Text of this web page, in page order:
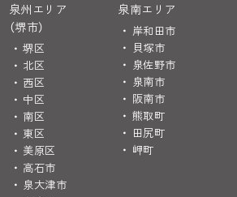
泉州エリア
（堺市）
堺区
北区
西区
中区
南区
東区
美原区
高石市
泉大津市
泉南エリア
岸和田市
貝塚市
泉佐野市
泉南市
阪南市
熊取町
田尻町
岬町